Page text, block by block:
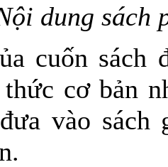
dung sách
cuốn sách
cơ bản
vào